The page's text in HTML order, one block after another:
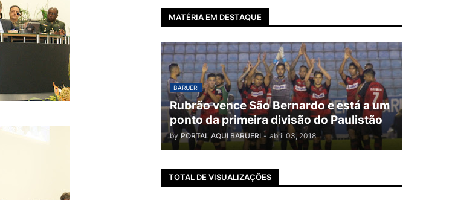
MATÉRIA EM DESTAQUE
BARUERI
Rubrão vence São Bernardo e está a um
ponto da primeira divisão do Paulistão
by PORTAL AQUI BARUERI - abril 03, 2018
TOTAL DE VISUALIZAÇÕES